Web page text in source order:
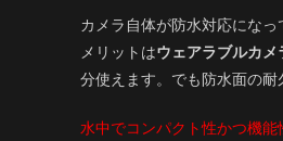
カメラ自体が防水対応にな
メリットはウェアラブルカ
分使えます。でも防水面の耐
水中でコンパクト性かつ機